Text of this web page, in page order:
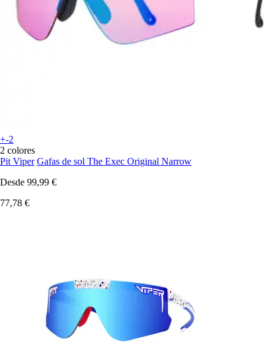
+-2
2 colores
Pit Viper Gafas de sol The Exec Original Narrow
Desde 99,99 €
77,78 €